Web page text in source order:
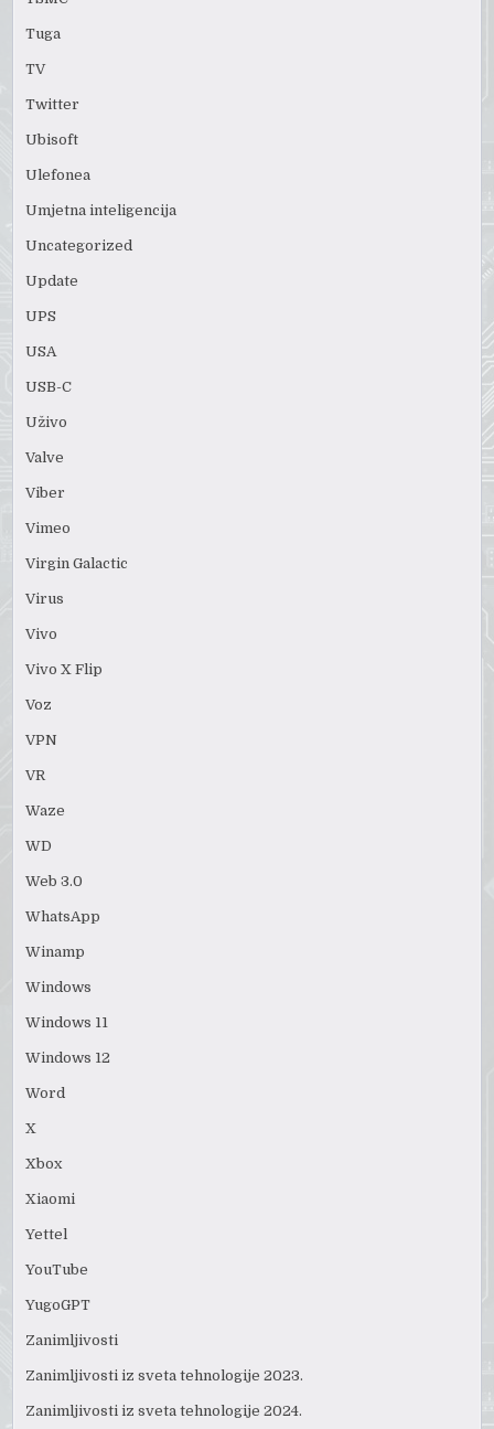
Tuga
TV
Twitter
Ubisoft
Ulefonea
Umjetna inteligencija
Uncategorized
Update
UPS
USA
USB-C
Uživo
Valve
Viber
Vimeo
Virgin Galactic
Virus
Vivo
Vivo X Flip
Voz
VPN
VR
Waze
WD
Web 3.0
WhatsApp
Winamp
Windows
Windows 11
Windows 12
Word
X
Xbox
Xiaomi
Yettel
YouTube
YugoGPT
Zanimljivosti
Zanimljivosti iz sveta tehnologije 2023.
Zanimljivosti iz sveta tehnologije 2024.